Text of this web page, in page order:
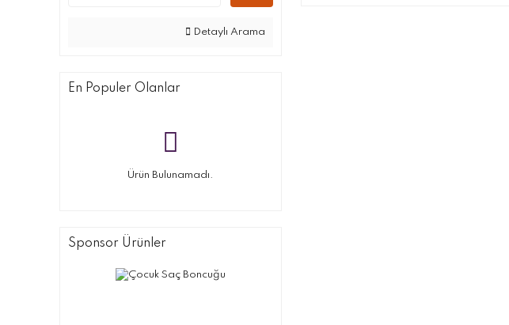
Detaylı Arama
En Populer Olanlar
Ürün Bulunamadı.
Sponsor Ürünler